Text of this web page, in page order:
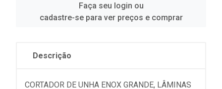
Faça seu login ou
cadastre-se para ver preços e comprar
Descrição
CORTADOR DE UNHA ENOX GRANDE, LÂMINAS